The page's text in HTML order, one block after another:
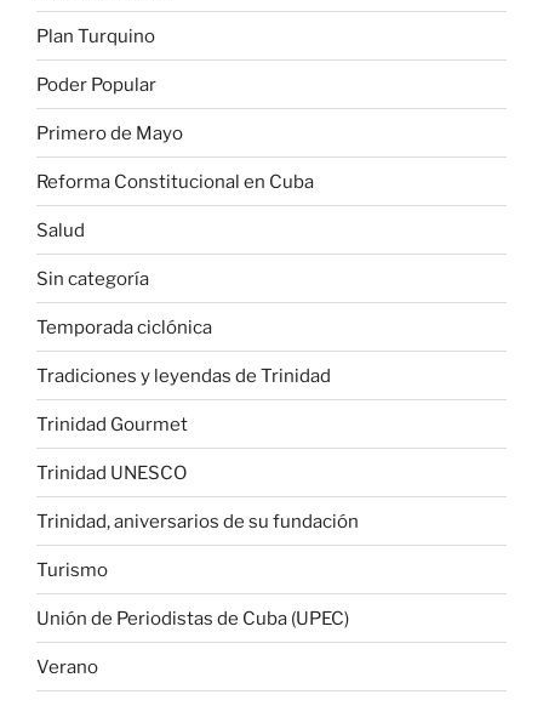
Plan Turquino
Poder Popular
Primero de Mayo
Reforma Constitucional en Cuba
Salud
Sin categoría
Temporada ciclónica
Tradiciones y leyendas de Trinidad
Trinidad Gourmet
Trinidad UNESCO
Trinidad, aniversarios de su fundación
Turismo
Unión de Periodistas de Cuba (UPEC)
Verano